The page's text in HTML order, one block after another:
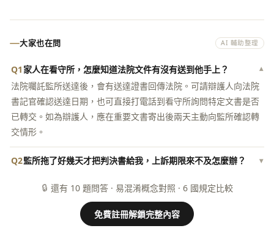
大家也在問 AI 輔助整理
Q1 家人在看守所，怎麼知道法院文件有沒有送到他手上？ ▾
法院囑託監所送達後，會有送達證書回傳法院。可請辯護人向法院
書記官確認送達日期，也可直接打電話到看守所詢問特定文書是否
已轉交。如為辯護人，應在重要文書寄出後兩天主動向監所確認轉
交情形。
Q2監所拖了好幾天才把判決書給我，上訴期限來不及怎麼辦？ ▾
🔒 還有 10 題問答 · 易混淆概念對照 · 6 國規定比較
免費註冊解鎖完整內容